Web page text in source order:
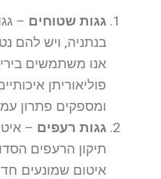
גגות שטוחים –
בנתניה, ויש להם
אנו משתמשים
פוליאוריתן
ומספקים פתרון
גגות רעפים –
תיקון הרעפים
איטום שמונעים